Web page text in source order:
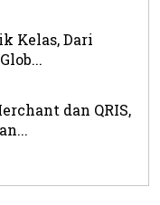
Kelas, Dari
dan QRIS,